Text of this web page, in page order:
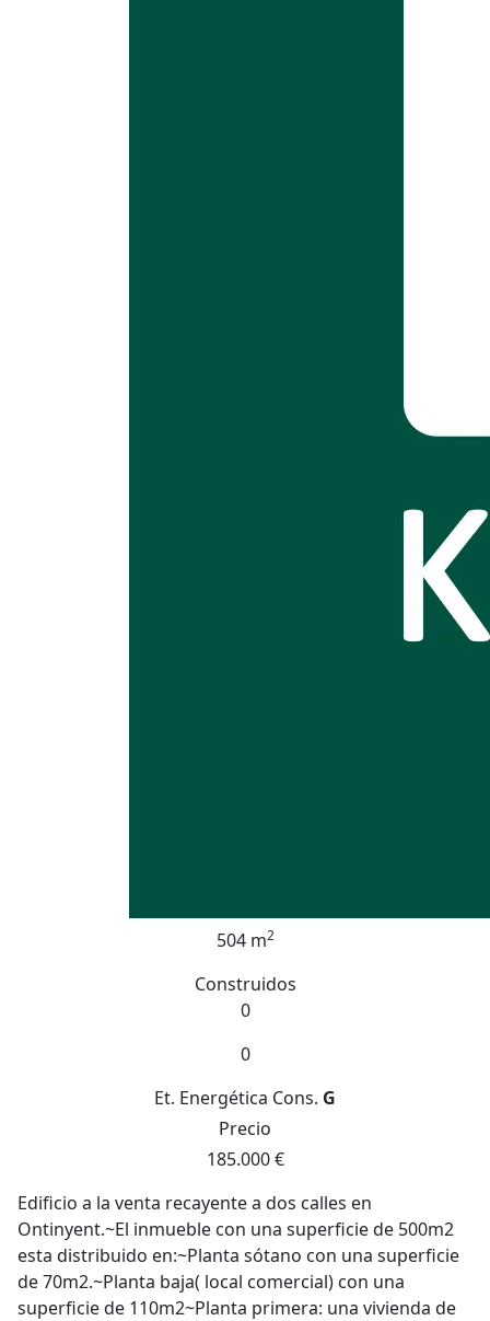
504 m2
Construidos
0
0
Et. Energética Cons. G
Precio
185.000 €
Edificio a la venta recayente a dos calles en
Ontinyent.~El inmueble con una superficie de 500m2
esta distribuido en:~Planta sótano con una superficie
de 70m2.~Planta baja( local comercial) con una
superficie de 110m2~Planta primera: una vivienda de